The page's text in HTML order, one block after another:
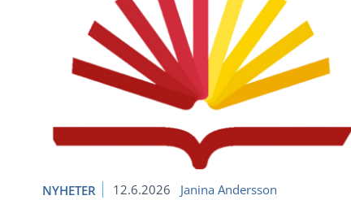
NYHETER 12.6.2026 Janina Andersson